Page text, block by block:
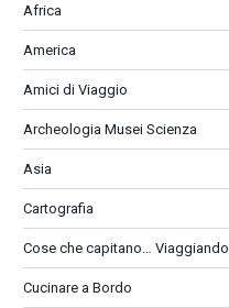
Africa
America
Amici di Viaggio
Archeologia Musei Scienza
Asia
Cartografia
Cose che capitano… Viaggiando
Cucinare a Bordo